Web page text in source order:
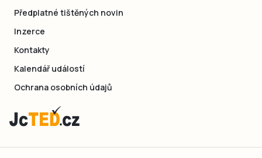
Předplatné tištěných novin
Inzerce
Kontakty
Kalendář událostí
Ochrana osobních údajů